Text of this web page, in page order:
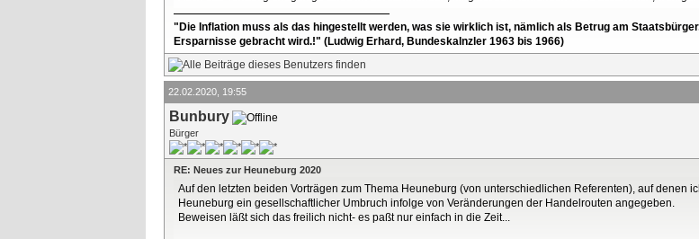
"Die Inflation muss als das hingestellt werden, was sie wirklich ist, nämlich als Betrug am
Ersparnisse gebracht wird.!" (Ludwig Erhard, Bundeskalnzler 1963 bis 1966)
22.02.2020, 19:55
Bunbury
Bürger
RE: Neues zur Heuneburg 2020
Auf den letzten beiden Vorträgen zum Thema Heuneburg (von unterschiedlichen Referenten), auf denen
Heuneburg ein gesellschaftlicher Umbruch infolge von Veränderungen der Handelrouten angegeben.
Beweisen läßt sich das freilich nicht- es paßt nur einfach in die Zeit...